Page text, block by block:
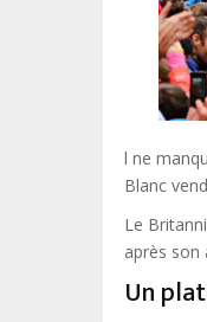
l ne
Blanc
Le
après son
Un